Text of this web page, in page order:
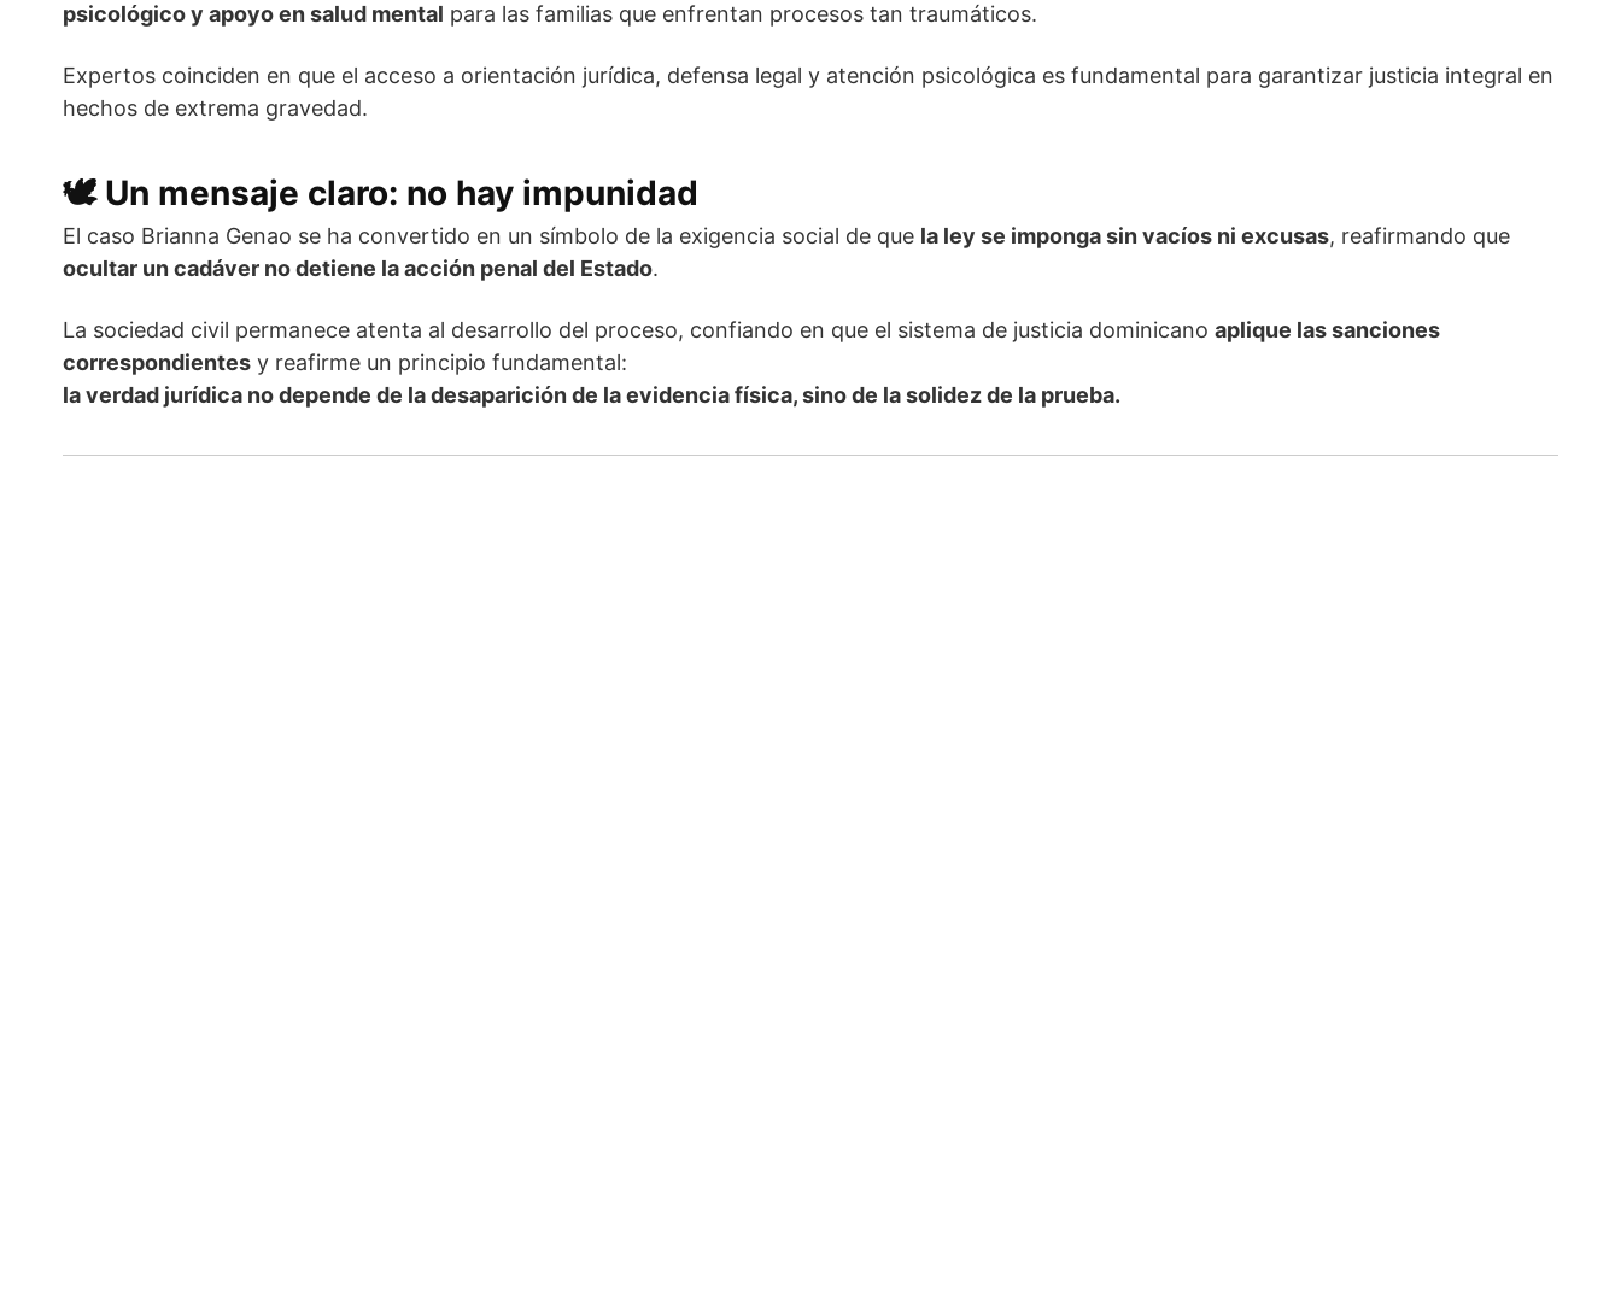
psicológico y apoyo en salud mental para las familias que enfrentan procesos tan traumáticos.
Expertos coinciden en que el acceso a orientación jurídica, defensa legal y atención psicológica es fundamental para garantizar justicia integral en
hechos de extrema gravedad.
🕊️ Un mensaje claro: no hay impunidad
El caso Brianna Genao se ha convertido en un símbolo de la exigencia social de que la ley se imponga sin vacíos ni excusas, reafirmando que
ocultar un cadáver no detiene la acción penal del Estado.
La sociedad civil permanece atenta al desarrollo del proceso, confiando en que el sistema de justicia dominicano aplique las sanciones
correspondientes y reafirme un principio fundamental:
la verdad jurídica no depende de la desaparición de la evidencia física, sino de la solidez de la prueba.